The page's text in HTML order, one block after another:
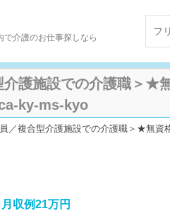
介護のお仕事探しなら
介護施設での介護職＞
ky-ms-kyo
員／複合型介護施設での介護職＞★無
収例21万円